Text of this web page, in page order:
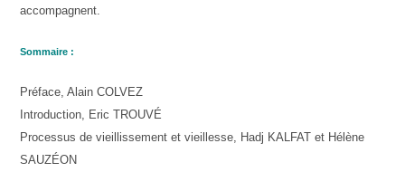
accompagnent.
Sommaire :
Préface, Alain COLVEZ
Introduction, Eric TROUVÉ
Processus de vieillissement et vieillesse, Hadj KALFAT et Hélène
SAUZÉON